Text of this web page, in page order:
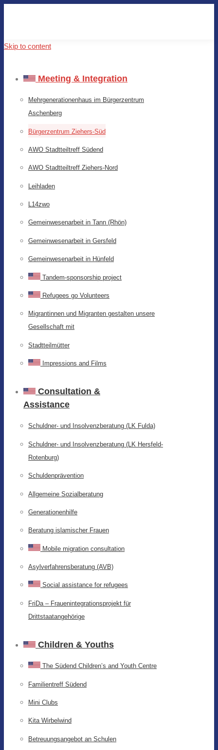
Skip to content
Meeting & Integration
Mehrgenerationenhaus im Bürgerzentrum
Aschenberg
Bürgerzentrum Ziehers-Süd
AWO Stadtteiltreff Südend
AWO Stadtteiltreff Ziehers-Nord
Leihladen
L14zwo
Gemeinwesenarbeit in Tann (Rhön)
Gemeinwesenarbeit in Gersfeld
Gemeinwesenarbeit in Hünfeld
Tandem-sponsorship project
Refugees go Volunteers
Migrantinnen und Migranten gestalten unsere
Gesellschaft mit
Stadtteilmütter
Impressions and Films
Consultation &
Assistance
Schuldner- und Insolvenzberatung (LK Fulda)
Schuldner- und Insolvenzberatung (LK Hersfeld-
Rotenburg)
Schuldenprävention
Allgemeine Sozialberatung
Generationenhilfe
Beratung islamischer Frauen
Mobile migration consultation
Asylverfahrensberatung (AVB)
Social assistance for refugees
FriDa – Frauenintegrationsprojekt für
Drittstaatangehörige
Children & Youths
The Südend Children’s and Youth Centre
Familientreff Südend
Mini Clubs
Kita Wirbelwind
Betreuungsangebot an Schulen